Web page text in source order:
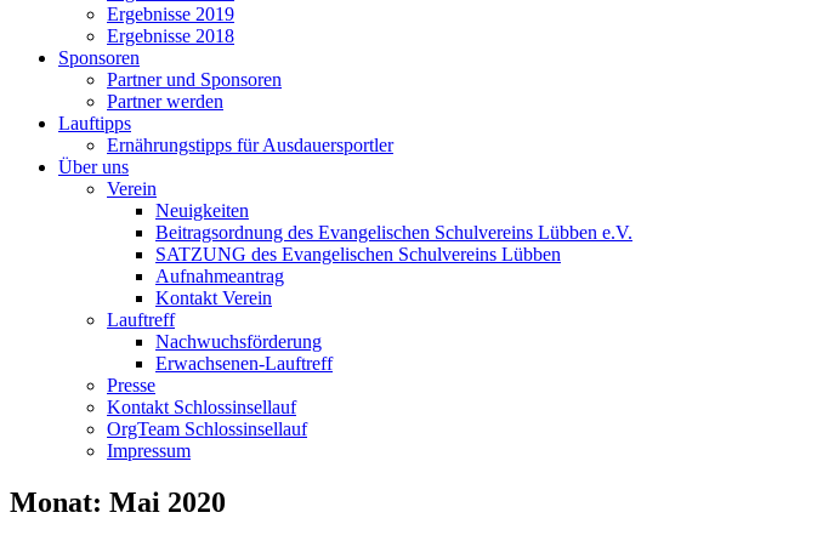
Ergebnisse 2019
Ergebnisse 2018
Sponsoren
Partner und Sponsoren
Partner werden
Lauftipps
Ernährungstipps für Ausdauersportler
Über uns
Verein
Neuigkeiten
Beitragsordnung des Evangelischen Schulvereins Lübben e.V.
SATZUNG des Evangelischen Schulvereins Lübben
Aufnahmeantrag
Kontakt Verein
Lauftreff
Nachwuchsförderung
Erwachsenen-Lauftreff
Presse
Kontakt Schlossinsellauf
OrgTeam Schlossinsellauf
Impressum
Monat: Mai 2020